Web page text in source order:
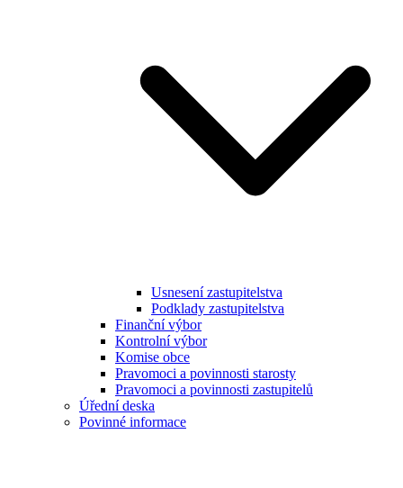
Usnesení zastupitelstva
Podklady zastupitelstva
Finanční výbor
Kontrolní výbor
Komise obce
Pravomoci a povinnosti starosty
Pravomoci a povinnosti zastupitelů
Úřední deska
Povinné informace